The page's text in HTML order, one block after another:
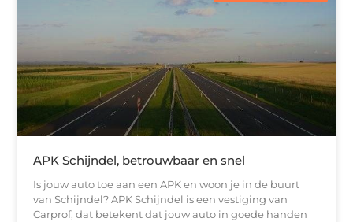
APK Schijndel, betrouwbaar en snel
Is jouw auto toe aan een APK en woon je in de buurt
van Schijndel? APK Schijndel is een vestiging van
Carprof, dat betekent dat jouw auto in goede handen